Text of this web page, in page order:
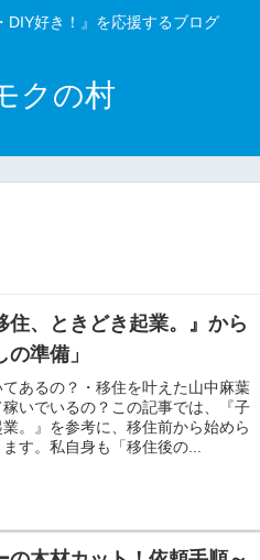
好き！』を応援するブログ
クの村
、ときどき起業。』から
準備」
あるの？・移住を叶えた山中麻葉
いでいるの？この記事では、『子
。』を参考に、移住前から始めら
す。私自身も「移住後の...